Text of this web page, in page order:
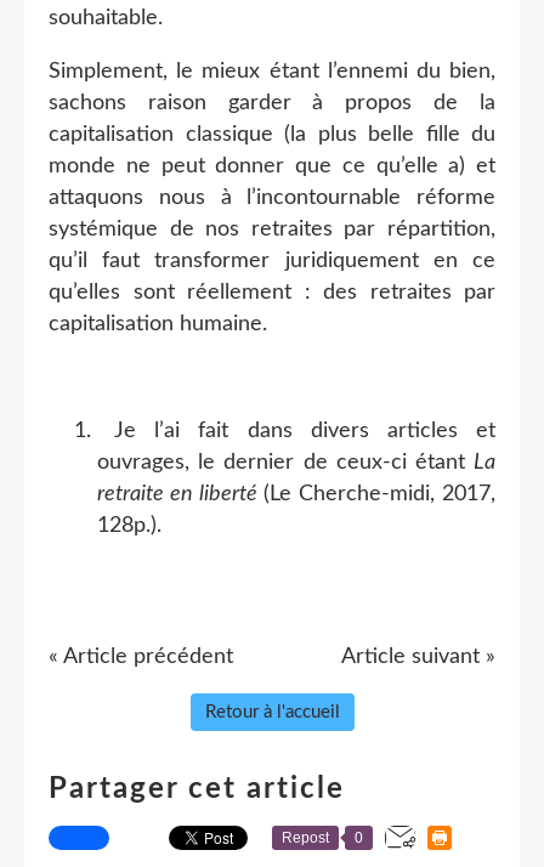
souhaitable.
Simplement, le mieux étant l’ennemi du bien,
sachons raison garder à propos de la
capitalisation classique (la plus belle fille du
monde ne peut donner que ce qu’elle a) et
attaquons nous à l’incontournable réforme
systémique de nos retraites par répartition,
qu’il faut transformer juridiquement en ce
qu’elles sont réellement : des retraites par
capitalisation humaine.
Je l’ai fait dans divers articles et
ouvrages, le dernier de ceux-ci étant La
retraite en liberté (Le Cherche-midi, 2017,
128p.).
« Article précédent Article suivant »
Retour à l'accueil
Partager cet article
Repost 0